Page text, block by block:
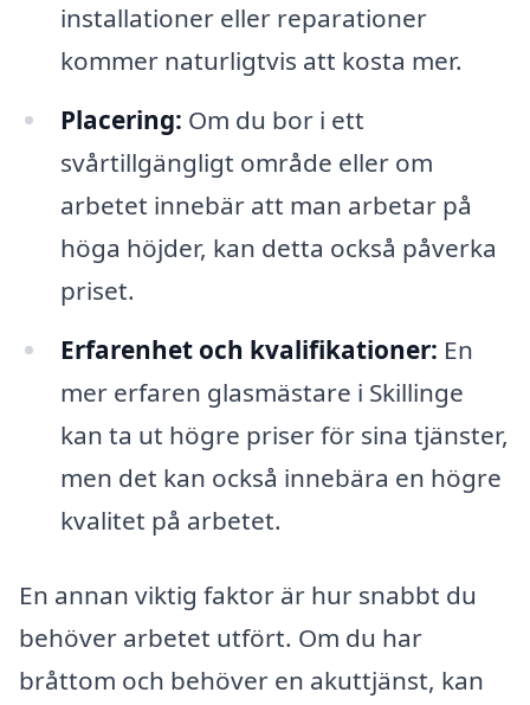
installationer eller reparationer
kommer naturligtvis att kosta mer.
Placering: Om du bor i ett
svårtillgängligt område eller om
arbetet innebär att man arbetar på
höga höjder, kan detta också påverka
priset.
Erfarenhet och kvalifikationer: En
mer erfaren glasmästare i Skillinge
kan ta ut högre priser för sina tjänster,
men det kan också innebära en högre
kvalitet på arbetet.
En annan viktig faktor är hur snabbt du
behöver arbetet utfört. Om du har
bråttom och behöver en akuttjänst, kan